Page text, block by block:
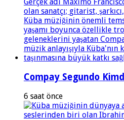
Compay Segundo
6 saat önce